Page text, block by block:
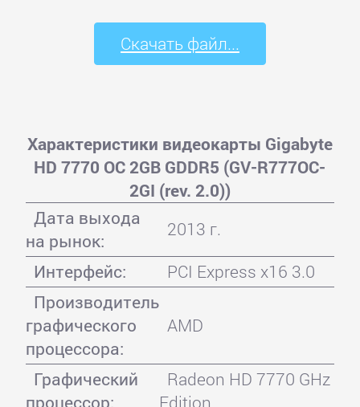
Скачать файл...
Характеристики видеокарты Gigabyte
HD 7770 OC 2GB GDDR5 (GV-R777OC-
2GI (rev. 2.0))
Дата выхода
на рынок:
2013 г.
Интерфейс:
PCI Express x16 3.0
Производитель
графического
процессора:
AMD
Графический
процессор:
Radeon HD 7770 GHz
Edition